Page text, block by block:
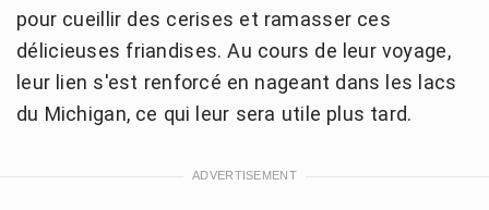
pour cueillir des cerises et ramasser ces
délicieuses friandises. Au cours de leur voyage,
leur lien s'est renforcé en nageant dans les lacs
du Michigan, ce qui leur sera utile plus tard.